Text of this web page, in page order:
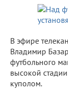
В эфире
Владимир
футбольного
высокой
куполом.